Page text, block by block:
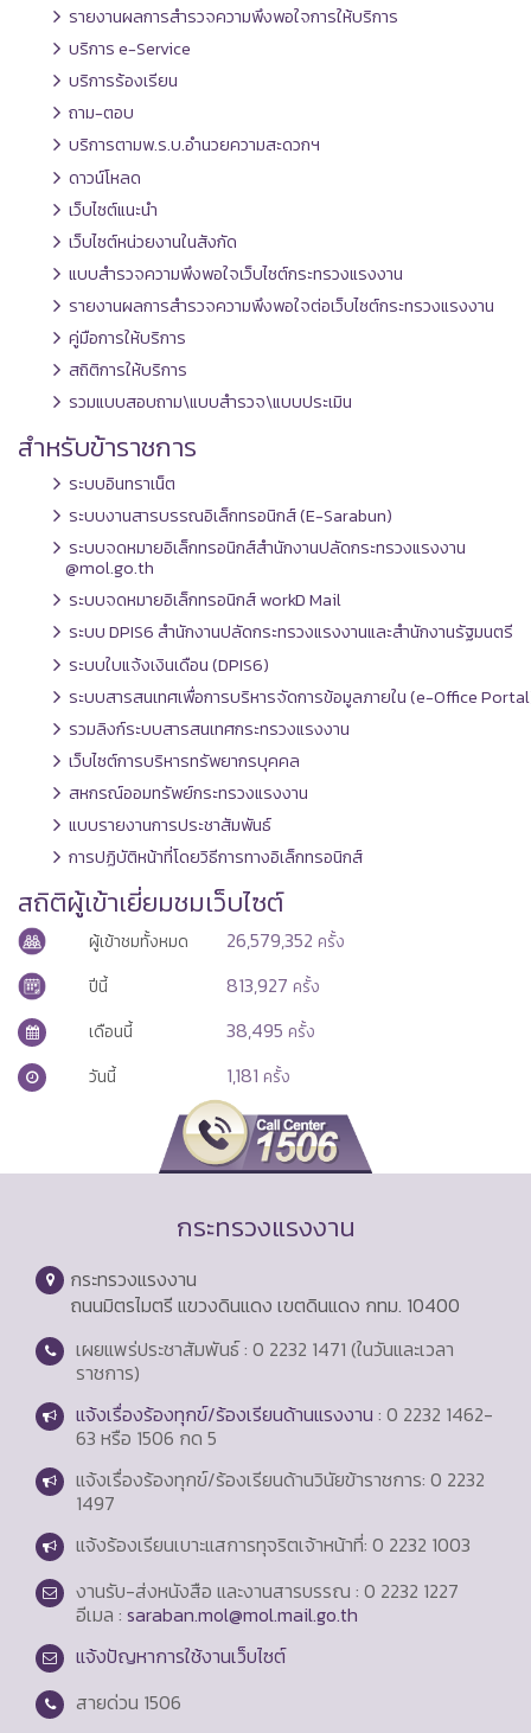
รายงานผลการสำรวจความพึงพอใจการให้บริการ
บริการ e-Service
บริการร้องเรียน
ถาม-ตอบ
บริการตามพ.ร.บ.อำนวยความสะดวกฯ
ดาวน์โหลด
เว็บไซต์แนะนำ
เว็บไซต์หน่วยงานในสังกัด
แบบสำรวจความพึงพอใจเว็บไซต์กระทรวงแรงงาน
รายงานผลการสำรวจความพึงพอใจต่อเว็บไซต์กระทรวงแรงงาน
คู่มือการให้บริการ
สถิติการให้บริการ
รวมแบบสอบถาม\แบบสำรวจ\แบบประเมิน
สำหรับข้าราชการ
ระบบอินทราเน็ต
ระบบงานสารบรรณอิเล็กทรอนิกส์ (E-Sarabun)
ระบบจดหมายอิเล็กทรอนิกส์สำนักงานปลัดกระทรวงแรงงาน
@mol.go.th
ระบบจดหมายอิเล็กทรอนิกส์ workD Mail
ระบบ DPIS6 สำนักงานปลัดกระทรวงแรงงานและสำนักงานรัฐมนตรี
ระบบใบแจ้งเงินเดือน (DPIS6)
ระบบสารสนเทศเพื่อการบริหารจัดการข้อมูลภายใน (e-Office
รวมลิงก์ระบบสารสนเทศกระทรวงแรงงาน
เว็บไซต์การบริหารทรัพยากรบุคคล
สหกรณ์ออมทรัพย์กระทรวงแรงงาน
แบบรายงานการประชาสัมพันธ์
การปฏิบัติหน้าที่โดยวิธีการทางอิเล็กทรอนิกส์
สถิติผู้เข้าเยี่ยมชมเว็บไซต์
ผู้เข้าชมทั้งหมด 26,579,352 ครั้ง
ปีนี้
813,927 ครั้ง
เดือนนี้
38,495 ครั้ง
วันนี้
1,181 ครั้ง
กระทรวงแรงงาน
กระทรวงแรงงาน
ถนนมิตรไมตรี แขวงดินแดง เขตดินแดง กทม. 10400
เผยแพร่ประชาสัมพันธ์ : 0 2232 1471 (ในวันและเวลา
ราชการ)
แจ้งเรื่องร้องทุกข์/ร้องเรียนด้านแรงงาน : 0 2232 1462-
63 หรือ 1506 กด 5
แจ้งเรื่องร้องทุกข์/ร้องเรียนด้านวินัยข้าราชการ: 0 2232
1497
แจ้งร้องเรียนเบาะแสการทุจริตเจ้าหน้าที่: 0 2232 1003
งานรับ-ส่งหนังสือ และงานสารบรรณ : 0 2232 1227
อีเมล : saraban.mol@mol.mail.go.th
แจ้งปัญหาการใช้งานเว็บไซต์
สายด่วน 1506